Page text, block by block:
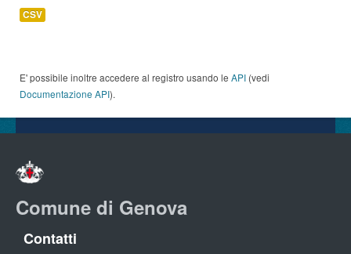
CSV
E' possibile inoltre accedere al registro usando le API (vedi
Documentazione API).
Comune di Genova
Contatti